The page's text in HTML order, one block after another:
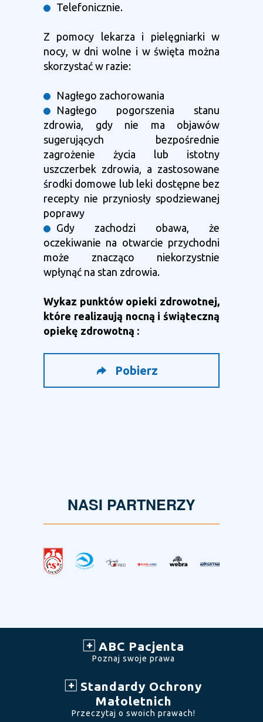
Telefonicznie.
Z pomocy lekarza i pielęgniarki w
nocy, w dni wolne i w święta można
skorzystać w razie:
Nagłego zachorowania
Nagłego pogorszenia stanu
zdrowia, gdy nie ma objawów
sugerujących bezpośrednie
zagrożenie życia lub istotny
uszczerbek zdrowia, a zastosowane
środki domowe lub leki dostępne bez
recepty nie przyniosły spodziewanej
poprawy
Gdy zachodzi obawa, że
oczekiwanie na otwarcie przychodni
może znacząco niekorzystnie
wpłynąć na stan zdrowia.
Wykaz punktów opieki zdrowotnej,
które realizaują nocną i świąteczną
opiekę zdrowotną :
Pobierz
NASI PARTNERZY
ABC Pacjenta
Poznaj swoje prawa
Standardy Ochrony
Małoletnich
Przeczytaj o swoich prawach!